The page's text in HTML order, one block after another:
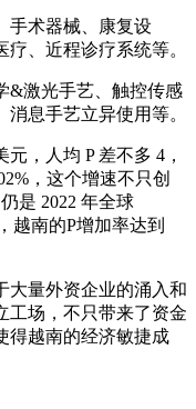
术器械、康复设
、近程诊疗系统等。
激光手艺、触控传感
息手艺立异使用等。
，人均 P 差不多 4，
，这个增速不只创
是 2022 年全球
越南的P增加率达到
量外资企业的涌入和
工场，不只带来了资金
得越南的经济敏捷成